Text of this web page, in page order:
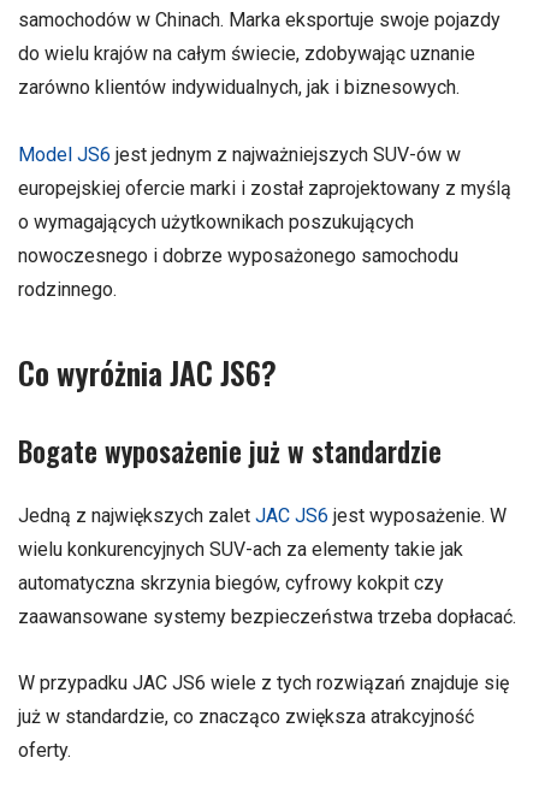
samochodów w Chinach. Marka eksportuje swoje pojazdy
do wielu krajów na całym świecie, zdobywając uznanie
zarówno klientów indywidualnych, jak i biznesowych.
Model JS6 jest jednym z najważniejszych SUV-ów w
europejskiej ofercie marki i został zaprojektowany z myślą
o wymagających użytkownikach poszukujących
nowoczesnego i dobrze wyposażonego samochodu
rodzinnego.
Co wyróżnia JAC JS6?
Bogate wyposażenie już w standardzie
Jedną z największych zalet JAC JS6 jest wyposażenie. W
wielu konkurencyjnych SUV-ach za elementy takie jak
automatyczna skrzynia biegów, cyfrowy kokpit czy
zaawansowane systemy bezpieczeństwa trzeba dopłacać.
W przypadku JAC JS6 wiele z tych rozwiązań znajduje się
już w standardzie, co znacząco zwiększa atrakcyjność
oferty.